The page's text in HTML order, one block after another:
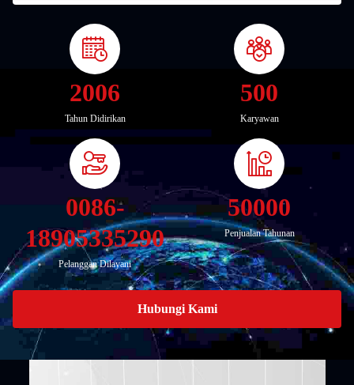
2006
Tahun Didirikan
500
Karyawan
0086-
18905335290
Pelanggan Dilayani
50000
Penjualan Tahunan
Hubungi Kami